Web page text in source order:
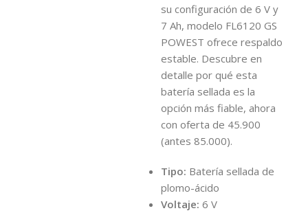
su configuración de 6 V y
7 Ah, modelo FL6120 GS
POWEST ofrece respaldo
estable. Descubre en
detalle por qué esta
batería sellada es la
opción más fiable, ahora
con oferta de 45.900
(antes 85.000).
Tipo: Batería sellada de
plomo-ácido
Voltaje: 6 V